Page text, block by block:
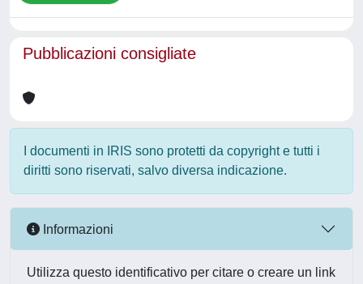
Pubblicazioni consigliate
I documenti in IRIS sono protetti da copyright e tutti i
diritti sono riservati, salvo diversa indicazione.
Informazioni
Utilizza questo identificativo per citare o creare un link